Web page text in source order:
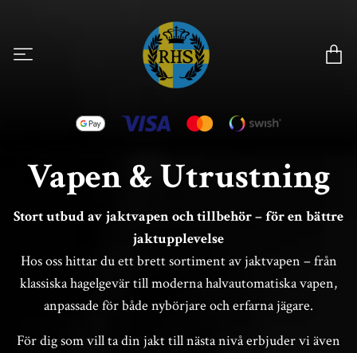
Vapen & Utrustning
Stort utbud av jaktvapen och tillbehör – för en bättre
jaktupplevelse
Hos oss hittar du ett brett sortiment av jaktvapen – från
klassiska hagelgevär till moderna halvautomatiska vapen,
anpassade för både nybörjare och erfarna jägare.
För dig som vill ta din jakt till nästa nivå erbjuder vi även